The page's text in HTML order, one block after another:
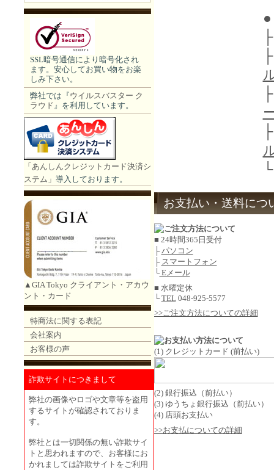
SSL暗号通信により暗号化され
ます。安心してお買い物をお楽
しみ下さい。
弊社では『ウイルスバスター ク
ラウド』を利用しています。
「あんしんクレジットカード決済シ
ステム」 導入しております。
▲GIA Tokyo クライアント・アカウ
ント・カード
特商法に関する表記
会社案内
お客様の声
詐欺サイトにつきまして
弊社の画像やロゴや文章等を盗用
するサイトが確認されておりま
す。
弊社とは一切関係の無い詐欺サイ
トと思われますので、お客様にお
かれましては詐欺サイトをご利用
お支払い・送料につ
■ 24時間365日受付
├パソコン
├ スマートフォン
└Eメール
■ 水曜定休
└TEL 048-925-5577
>>ご注文方法についての詳細
(1) クレジットカード (前払い)
(2) 銀行振込（前払い）
(3) ゆうちょ銀行振込（前払い）
(4) 店頭お支払い
>>お支払についての詳細